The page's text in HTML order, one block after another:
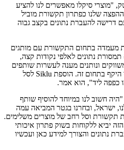
"מוצרי סיקלו מאפשרים לנו להציע
שלנו כפתרון תקשורת מוביל
דרישה להעברת נתונים בקצב גבוה
מעמדה בתחום התקשורת עם מותגים
נתונים לאלפי נקודות קצה,
ונותנים מענה לעשרות שותפים
שלנו המיישמים פרויקטים רחבי היקף בתחום זה. הוספת Siklu לסל
כפפה ליד", הוא אמר.
חשוב לנו במיוחד להוסיף שותף
ישראל, ובחרנו בגטר המביאה עמה
תקשורת וסל רחב של מוצרים משלימים.
יביא ללקוחות בשוק פתרון איכותי
נתונים והצורך למידע כאן ועכשיו